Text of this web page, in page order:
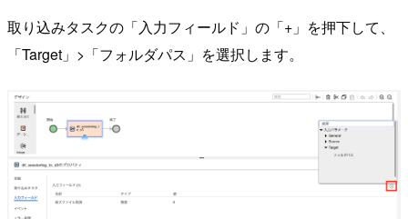
取り込みタスクの「入力フィールド」の「+」を押下して、
「Target」>「フォルダパス」を選択します。